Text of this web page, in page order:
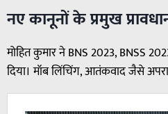
नए कानूनों के प्रमुख
मोहित कुमार ने BNS 2023, BNSS
दिया। मॉब लिंचिंग, आतंकवाद जैसे